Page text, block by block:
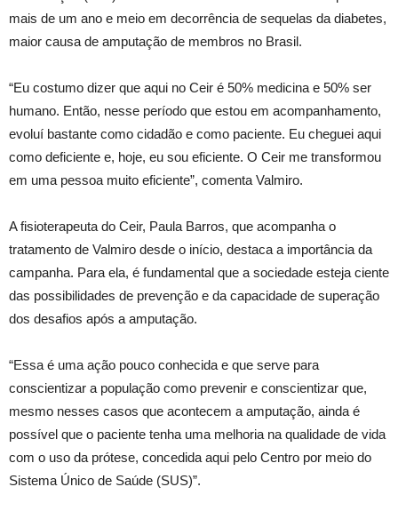
mais de um ano e meio em decorrência de sequelas da diabetes,
maior causa de amputação de membros no Brasil.
“Eu costumo dizer que aqui no Ceir é 50% medicina e 50% ser
humano. Então, nesse período que estou em acompanhamento,
evoluí bastante como cidadão e como paciente. Eu cheguei aqui
como deficiente e, hoje, eu sou eficiente. O Ceir me transformou
em uma pessoa muito eficiente”, comenta Valmiro.
A fisioterapeuta do Ceir, Paula Barros, que acompanha o
tratamento de Valmiro desde o início, destaca a importância da
campanha. Para ela, é fundamental que a sociedade esteja ciente
das possibilidades de prevenção e da capacidade de superação
dos desafios após a amputação.
“Essa é uma ação pouco conhecida e que serve para
conscientizar a população como prevenir e conscientizar que,
mesmo nesses casos que acontecem a amputação, ainda é
possível que o paciente tenha uma melhoria na qualidade de vida
com o uso da prótese, concedida aqui pelo Centro por meio do
Sistema Único de Saúde (SUS)”.